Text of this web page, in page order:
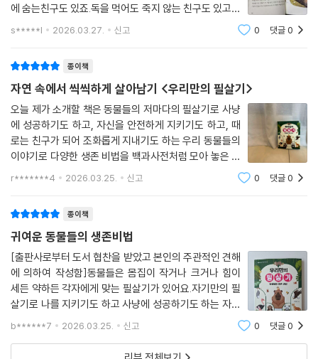
에 숨는친구도 있죠.독을 먹어도 죽지 않는 친구도 있고몇
달동안 아무것도 먹지 않고도살 수 있는 친구도 있구요.천
s*****l 2026.03.27. 신고 0 댓글0
종이책
자연 속에서 씩씩하게 살아남기 <우리만의 필살기>
오늘 제가 소개할 책은 동물들의 저마다의 필살기로 사냥
에 성공하기도 하고, 자신을 안전하게 지키기도 하고, 때
로는 친구가 되어 조화롭게 지내기도 하는 우리 동물들의
이야기로 다양한 생존 비법을 백과사전처럼 모아 놓은 그
림책이랍니다『우리만의 필살기』는 동물 좋아하는 아이들
r*******4 2026.03.25. 신고 0 댓글0
종이책
귀여운 동물들의 생존비법
[출판사로부터 도서 협찬을 받았고 본인의 주관적인 견해
에 의하여 작성함]동물들은 몸집이 작거나 크거나 힘이
세든 약하든 각자에게 맞는 필살기가 있어요.자기만의 필
살기로 나를 지키기도 하고 사냥에 성공하기도 하는 자연
속에서 씩씩하게 살아남는 빛나는 필살기!! 오늘은 대림
보았어요.표지에는 귀여운 동물들 가득!! 딱봐
b******7 2026.03.25. 신고 0 댓글0